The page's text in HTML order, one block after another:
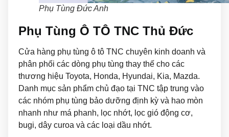
Phụ Tùng Đức Anh
Phụ Tùng Ô TÔ TNC Thủ Đức
Cửa hàng phụ tùng ô tô TNC chuyên kinh doanh và
phân phối các dòng phụ tùng thay thế cho các
thương hiệu Toyota, Honda, Hyundai, Kia, Mazda.
Danh mục sản phẩm chủ đạo tại TNC tập trung vào
các nhóm phụ tùng bảo dưỡng định kỳ và hao mòn
nhanh như má phanh, lọc nhớt, lọc gió động cơ,
bugi, dây curoa và các loại dầu nhớt.